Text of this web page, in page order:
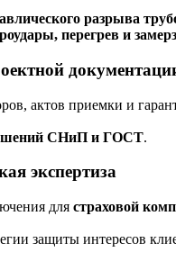
разрыва
перегрев и
актов приемки и
СНиП и ГОСТ.
экспертиза
для страховой
защиты интересов